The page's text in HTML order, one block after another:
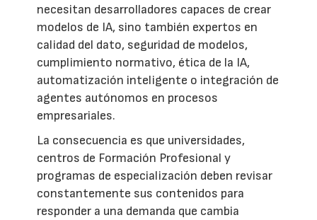
necesitan desarrolladores capaces de crear
modelos de IA, sino también expertos en
calidad del dato, seguridad de modelos,
cumplimiento normativo, ética de la IA,
automatización inteligente o integración de
agentes autónomos en procesos
empresariales.
La consecuencia es que universidades,
centros de Formación Profesional y
programas de especialización deben revisar
constantemente sus contenidos para
responder a una demanda que cambia